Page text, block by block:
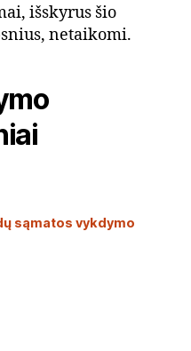
išskyrus šio
netaikomi.
sąmatos vykdymo